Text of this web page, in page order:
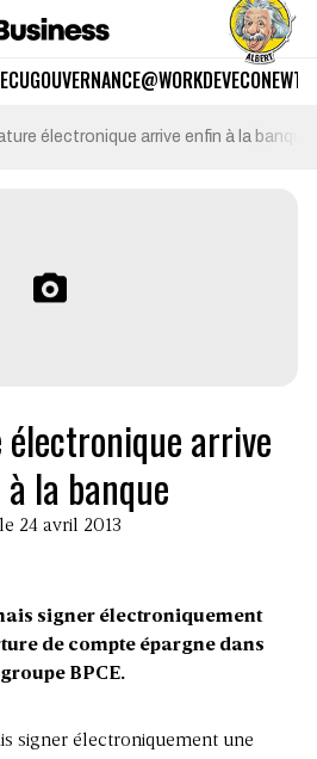
GOUVERNANCE@WORKDEVECO
électronique arrive enfin à la banque
arrive
la banque
24 avril 2013
signer électroniquement
de compte épargne dans
BPCE.
signer électroniquement une